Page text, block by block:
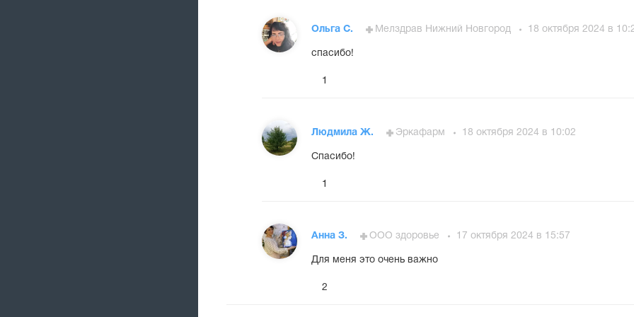
Ольга С. Мелздрав Нижний Новгород 18 октября 2024 в
спасибо!
1
Людмила Ж. Эркафарм 18 октября 2024 в 10:02
Спасибо!
1
Анна З. ООО здоровье 17 октября 2024 в 15:57
Для меня это очень важно
2